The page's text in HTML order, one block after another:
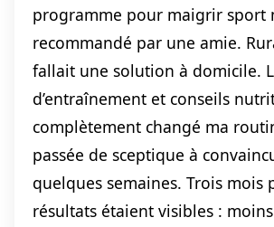
programme pour maigrir sport
recommandé par une amie.
fallait une solution à domicile.
d’entraînement et conseils
complètement changé ma
passée de sceptique à
quelques semaines. Trois mois
résultats étaient visibles :